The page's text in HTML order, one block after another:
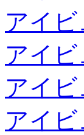
アイ
アイ
アイ
アイ